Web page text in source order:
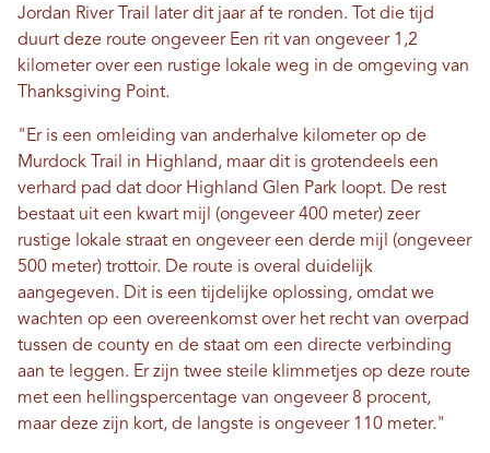
Jordan River Trail later dit jaar af te ronden. Tot die tijd
duurt deze route ongeveer Een rit van ongeveer 1,2
kilometer over een rustige lokale weg in de omgeving van
Thanksgiving Point.
"Er is een omleiding van anderhalve kilometer op de
Murdock Trail in Highland, maar dit is grotendeels een
verhard pad dat door Highland Glen Park loopt. De rest
bestaat uit een kwart mijl (ongeveer 400 meter) zeer
rustige lokale straat en ongeveer een derde mijl (ongeveer
500 meter) trottoir. De route is overal duidelijk
aangegeven. Dit is een tijdelijke oplossing, omdat we
wachten op een overeenkomst over het recht van overpad
tussen de county en de staat om een ​​directe verbinding
aan te leggen. Er zijn twee steile klimmetjes op deze route
met een hellingspercentage van ongeveer 8 procent,
maar deze zijn kort, de langste is ongeveer 110 meter."